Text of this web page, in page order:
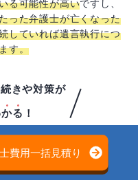
談でスッキリ解決
る可能性が高いですし、
った弁護士が亡くなった
していれば遺言執行につ
す。
きや対策が
かる ！